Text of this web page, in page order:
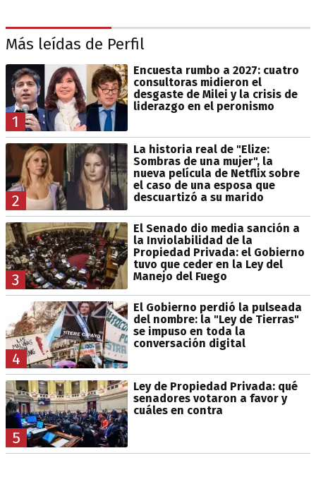
Más leídas de Perfil
1
Encuesta rumbo a 2027: cuatro
consultoras midieron el
desgaste de Milei y la crisis de
liderazgo en el peronismo
2
La historia real de "Elize:
Sombras de una mujer", la
nueva película de Netflix sobre
el caso de una esposa que
descuartizó a su marido
3
El Senado dio media sanción a
la Inviolabilidad de la
Propiedad Privada: el Gobierno
tuvo que ceder en la Ley del
Manejo del Fuego
4
El Gobierno perdió la pulseada
del nombre: la "Ley de Tierras"
se impuso en toda la
conversación digital
5
Ley de Propiedad Privada: qué
senadores votaron a favor y
cuáles en contra